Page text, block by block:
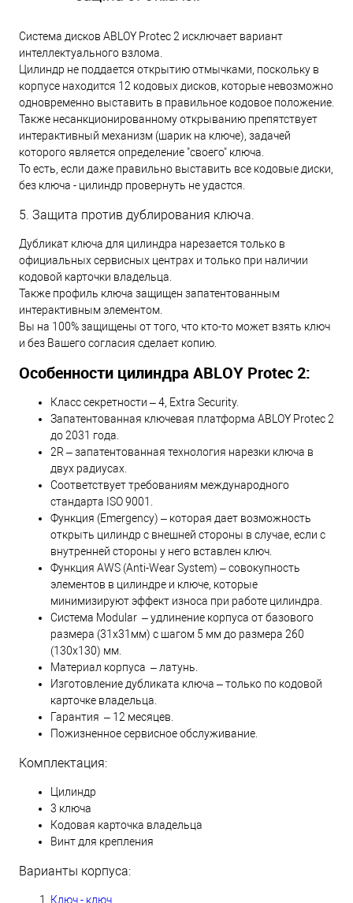
Система дисков ABLOY Protec 2 исключает вариант
интеллектуального взлома.
Цилиндр не поддается открытию отмычками, поскольку в
корпусе находится 12 кодовых дисков, которые невозможно
одновременно выставить в правильное кодовое положение.
Также несанкционированному открыванию препятствует
интерактивный механизм (шарик на ключе), задачей
которого является определение "своего" ключа.
То есть, если даже правильно выставить все кодовые диски,
без ключа - цилиндр провернуть не удастся.
5. Защита против дублирования ключа.
Дубликат ключа для цилиндра нарезается только в
официальных сервисных центрах и только при наличии
кодовой карточки владельца.
Также профиль ключа защищен запатентованным
интерактивным элементом.
Вы на 100% защищены от того, что кто-то может взять ключ
и без Вашего согласия сделает копию.
Особенности цилиндра ABLOY Protec 2:
Класс секретности – 4, Extra Security.
Запатентованная ключевая платформа ABLOY Protec 2
до 2031 года.
2R – запатентованная технология нарезки ключа в
двух радиусах.
Соответствует требованиям международного
стандарта ISO 9001.
Функция (Emergency) – которая дает возможность
открыть цилиндр с внешней стороны в случае, если с
внутренней стороны у него вставлен ключ.
Функция AWS (Anti-Wear System) – совокупность
элементов в цилиндре и ключе, которые
минимизируют эффект износа при работе цилиндра.
Система Modular – удлинение корпуса от базового
размера (31х31мм) с шагом 5 мм до размера 260
(130х130) мм.
Материал корпуса – латунь.
Изготовление дубликата ключа – только по кодовой
карточке владельца.
Гарантия – 12 месяцев.
Пожизненное сервисное обслуживание.
Комплектация:
Цилиндр
3 ключа
Кодовая карточка владельца
Винт для крепления
Варианты корпуса:
Ключ - ключ